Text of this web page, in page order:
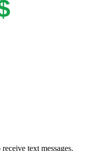
text messages.